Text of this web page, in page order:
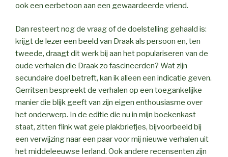
ook een eerbetoon aan een gewaardeerde vriend.
Dan resteert nog de vraag of de doelstelling gehaald is:
krijgt de lezer een beeld van Draak als persoon en, ten
tweede, draagt dit werk bij aan het populariseren van de
oude verhalen die Draak zo fascineerden? Wat zijn
secundaire doel betreft, kan ik alleen een indicatie geven.
Gerritsen bespreekt de verhalen op een toegankelijke
manier die blijk geeft van zijn eigen enthousiasme over
het onderwerp. In de editie die nu in mijn boekenkast
staat, zitten flink wat gele plakbriefjes, bijvoorbeeld bij
een verwijzing naar een paar voor mij nieuwe verhalen uit
het middeleeuwse Ierland. Ook andere recensenten zijn